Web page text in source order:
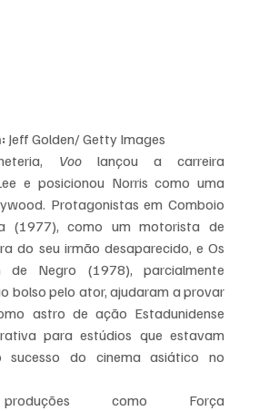
Jeff Golden/ Getty Images
Voo lançou a carreira
e posicionou Norris como uma
Protagonistas em Comboio
(1977), como um motorista de
do seu irmão desaparecido, e Os
de Negro
(1978), parcialmente
bolso pelo ator, ajudaram a provar
astro de ação Estadunidense
para estúdios que estavam
sucesso do cinema asiático no
produções como Força